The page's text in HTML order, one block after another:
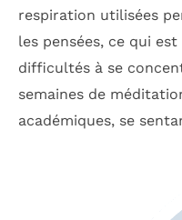
respiration utilisées
les pensées, ce qui
difficultés à se
semaines de
académiques, se